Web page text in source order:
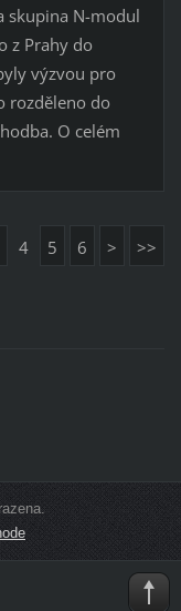
skupina N-modul
z Prahy do
výzvou pro
rozděleno do
O celém
4 5 6 > >>